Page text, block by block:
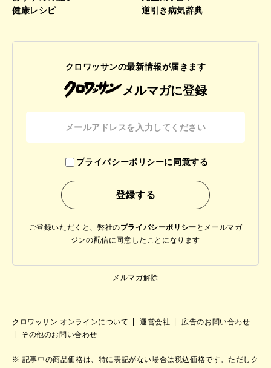
健康レシピ
逆引き病気辞典
クロワッサンの最新情報が届きます
メルマガに登録
プライバシーポリシーに同意する
ご登録いただくと、弊社のプライバシーポリシー と メールマガ
ジンの配信に同意したことになります
メルマガ解除
クロワッサン オンラインについて 運営会社
広告のお問い合わせ
その他のお問い合わせ
記事中の商品価格は、特に表記がない場合は税込価格です。ただしク